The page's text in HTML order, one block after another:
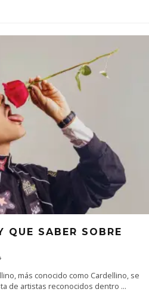
QUE SABER SOBRE
más conocido como Cardellino, se
de artistas reconocidos dentro ...